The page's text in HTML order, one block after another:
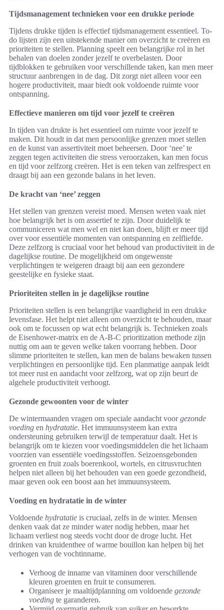
Tijdsmanagement technieken voor een drukke periode
Tijdens drukke tijden is effectief tijdsmanagement essentieel. To-
do lijsten zijn een uitstekende manier om overzicht te creëren en
prioriteiten te stellen. Planning speelt een belangrijke rol in het
behalen van doelen zonder jezelf te overbelasten. Door
tijdblokken te gebruiken voor verschillende taken, kan men meer
structuur aanbrengen in de dag. Dit zorgt niet alleen voor een
hogere productiviteit, maar biedt ook voldoende ruimte voor
ontspanning.
Effectieve manieren om tijd voor jezelf te creëren
In tijden van drukte is het essentieel om ruimte voor jezelf te
maken. Dit houdt in dat men persoonlijke grenzen moet stellen
en de kunst van assertiviteit moet beheersen. Door ‘nee’ te
zeggen tegen activiteiten die stress veroorzaken, kan men focus
en tijd voor zelfzorg creëren. Het is een teken van zelfrespect en
draagt bij aan een gezonde balans in het leven.
De kracht van ‘nee’ zeggen
Het stellen van grenzen vereist moed. Mensen weten vaak niet
hoe belangrijk het is om assertief te zijn. Door duidelijk te
communiceren wat men wel en niet kan doen, blijft er meer tijd
over voor essentiële momenten van ontspanning en zelfliefde.
Deze zelfzorg is cruciaal voor het behoud van productiviteit in de
dagelijkse routine. De mogelijkheid om ongewenste
verplichtingen te weigeren draagt bij aan een gezondere
geestelijke en fysieke staat.
Prioriteiten stellen in je dagelijkse routine
Prioriteiten stellen is een belangrijke vaardigheid in een drukke
levensfase. Het helpt niet alleen om overzicht te behouden, maar
ook om te focussen op wat echt belangrijk is. Technieken zoals
de Eisenhower-matrix en de A-B-C prioritization methode zijn
nuttig om aan te geven welke taken voorrang hebben. Door
slimme prioriteiten te stellen, kan men de balans bewaken tussen
verplichtingen en persoonlijke tijd. Een planmatige aanpak leidt
tot meer rust en aandacht voor zelfzorg, wat op zijn beurt de
algehele productiviteit verhoogt.
Gezonde gewoonten voor de winter
De wintermaanden vragen om speciale aandacht voorgezonde
voeding en hydratatie. Het immuunsysteem kan extra
ondersteuning gebruiken terwijl de temperatuur daalt. Het is
belangrijk om te kiezen voor voedingsmiddelen die het lichaam
voorzien van essentiële voedingsstoffen. Seizoensgebonden
groenten en fruit zoals boerenkool, wortels, en citrusvruchten
helpen niet alleen bij het behouden van een goede gezondheid,
maar geven ook een boost aan het immuunsysteem.
Voeding en hydratatie in de winter
Voldoende hydratatie is cruciaal, zelfs in de winter. Mensen
denken vaak dat ze minder water nodig hebben, maar het
lichaam verliest nog steeds vocht door de droge lucht. Het
drinken van kruidenthee of warme bouillon kan helpen bij het
verhogen van de vochtinname.
Verhoog de inname van vitaminen door verschillende
kleuren groenten en fruit te consumeren.
Organiseer je maaltijdplanning om voldoende gezonde
voeding te garanderen.